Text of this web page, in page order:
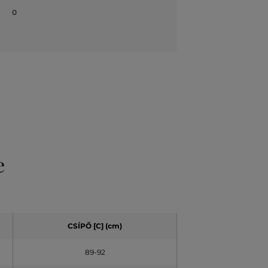
0
CSÍPŐ [C] (cm)
89-92